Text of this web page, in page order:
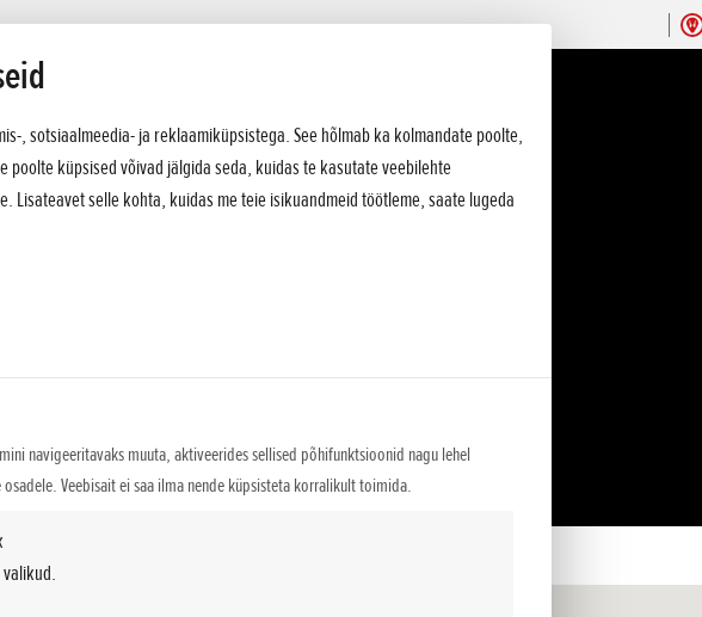
, sotsiaalmeedia- ja reklaamiküpsistega. See hõlmab ka kolmandate poolte,
poolte küpsised võivad jälgida seda, kuidas te kasutate veebilehte
Lisateavet selle kohta, kuidas me teie isikuandmeid töötleme, saate lugeda
navigeeritavaks muuta, aktiveerides sellised põhifunktsioonid nagu lehel
Veebisait ei saa ilma nende küpsisteta korralikult toimida.